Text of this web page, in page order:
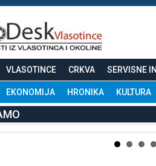
VLASOTINCE CRKVA SERVISNE
EKONOMIJA HRONIKA KULTURA